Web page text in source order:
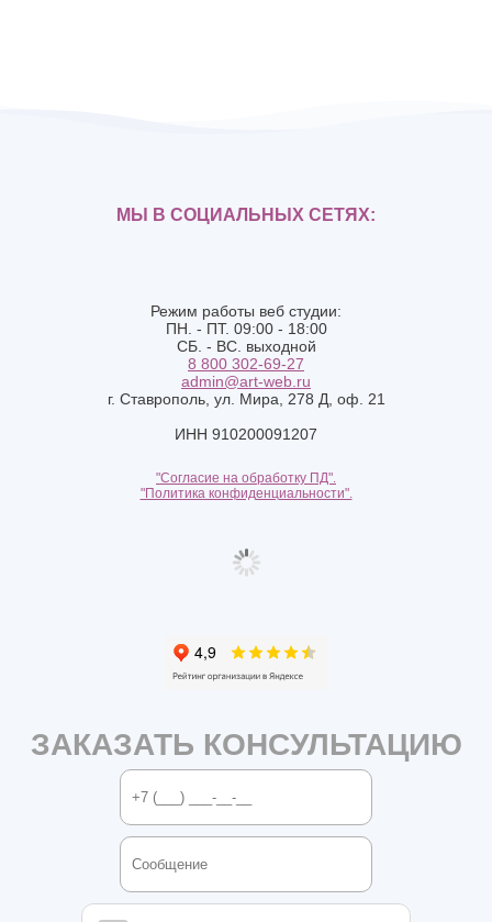
Режим работы веб студии:
ПН. - ПТ. 09:00 - 18:00
СБ. - ВС. выходной
8 800 302-69-27
admin@art-web.ru
г. Ставрополь, ул. Мира, 278 Д, оф. 21
ИНН 910200091207
"Согласие на обработку ПД".
"Политика конфиденциальности".
МЫ В СОЦИАЛЬНЫХ СЕТЯХ:
ЗАКАЗАТЬ КОНСУЛЬТАЦИЮ